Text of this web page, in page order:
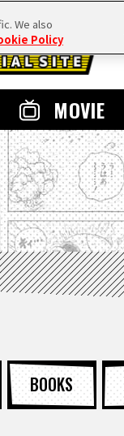
MOVIE
BOOKS
We also
Policy